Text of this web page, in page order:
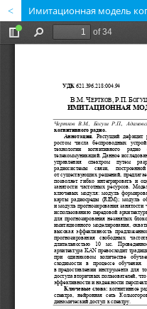
Имитационная модель